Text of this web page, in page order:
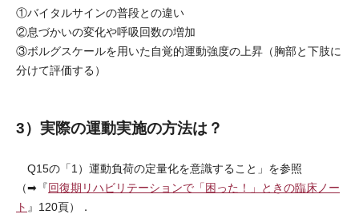
①バイタルサインの普段との違い
②息づかいの変化や呼吸回数の増加
③ボルグスケールを用いた自覚的運動強度の上昇（胸部と下肢に
分けて評価する）
3）実際の運動実施の方法は？
Q15の「1）運動負荷の定量化を意識すること」を参照
（➡『回復期リハビリテーションで「困った！」ときの臨床ノー
ト 』120頁）．